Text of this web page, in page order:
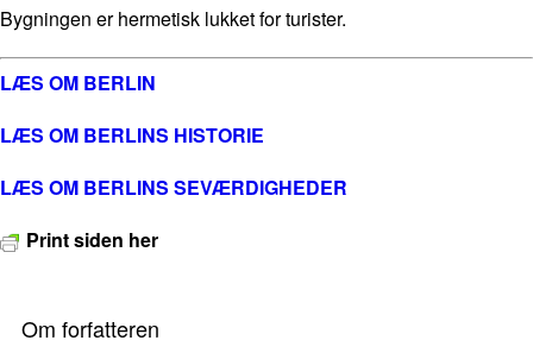
Bygningen er hermetisk lukket for turister.
LÆS OM BERLIN
LÆS OM BERLINS HISTORIE
LÆS OM BERLINS SEVÆRDIGHEDER
Print siden her
Om forfatteren